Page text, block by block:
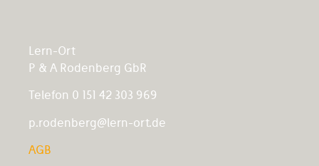
Lern-Ort
P & A Rodenberg GbR
Telefon 0 151 42 303 969
p.rodenberg@lern-ort.de
AGB